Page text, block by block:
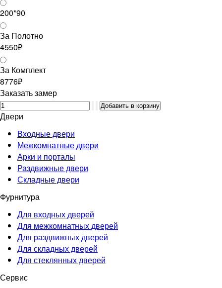
200*90
За Полотно
4550₽
За Комплект
8776₽
Заказать замер
Двери
Входные двери
Межкомнатные двери
Арки и порталы
Раздвижные двери
Складные двери
Фурнитура
Для входных дверей
Для межкомнатных дверей
Для раздвижных дверей
Для складных дверей
Для стеклянных дверей
Сервис